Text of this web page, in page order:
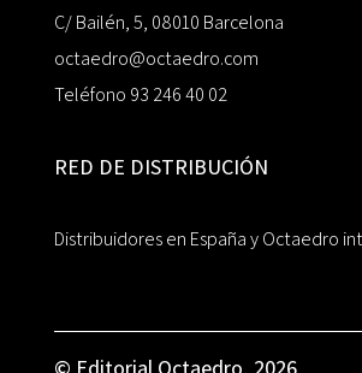
C/ Bailén, 5, 08010 Barcelona
octaedro@octaedro.com
Teléfono 93 246 40 02
RED DE DISTRIBUCIÓN
Distribuidores en España y Octaedro
© Editorial Octaedro, 2026